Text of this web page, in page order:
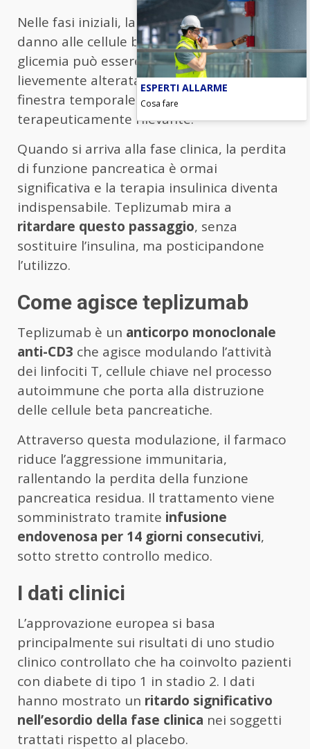
Nelle fasi iniziali, la malattia èsilenziosa
danno alle cellule beta è già in corso, ma la
glicemia può essere ancora normale o solo
lievemente alterata. È proprio questa
finestra temporale che oggi diventa
terapeuticamente rilevante.
Quando si arriva alla fase clinica, la perdita
di funzione pancreatica è ormai
significativa e la terapia insulinica diventa
indispensabile. Teplizumab mira a
ritardare questo passaggio, senza
sostituire l’insulina, ma posticipandone
l’utilizzo.
Come agisce teplizumab
Teplizumab è un anticorpo monoclonale
anti-CD3 che agisce modulando l’attività
dei linfociti T, cellule chiave nel processo
autoimmune che porta alla distruzione
delle cellule beta pancreatiche.
Attraverso questa modulazione, il farmaco
riduce l’aggressione immunitaria,
rallentando la perdita della funzione
pancreatica residua. Il trattamento viene
somministrato tramite infusione
endovenosa per 14 giorni consecutivi,
sotto stretto controllo medico.
I dati clinici
L’approvazione europea si basa
principalmente sui risultati di uno studio
clinico controllato che ha coinvolto pazienti
con diabete di tipo 1 in stadio 2. I dati
hanno mostrato un ritardo significativo
nell’esordio della fase clinica nei soggetti
trattati rispetto al placebo.
ESPERTI ALLARME
Cosa fare